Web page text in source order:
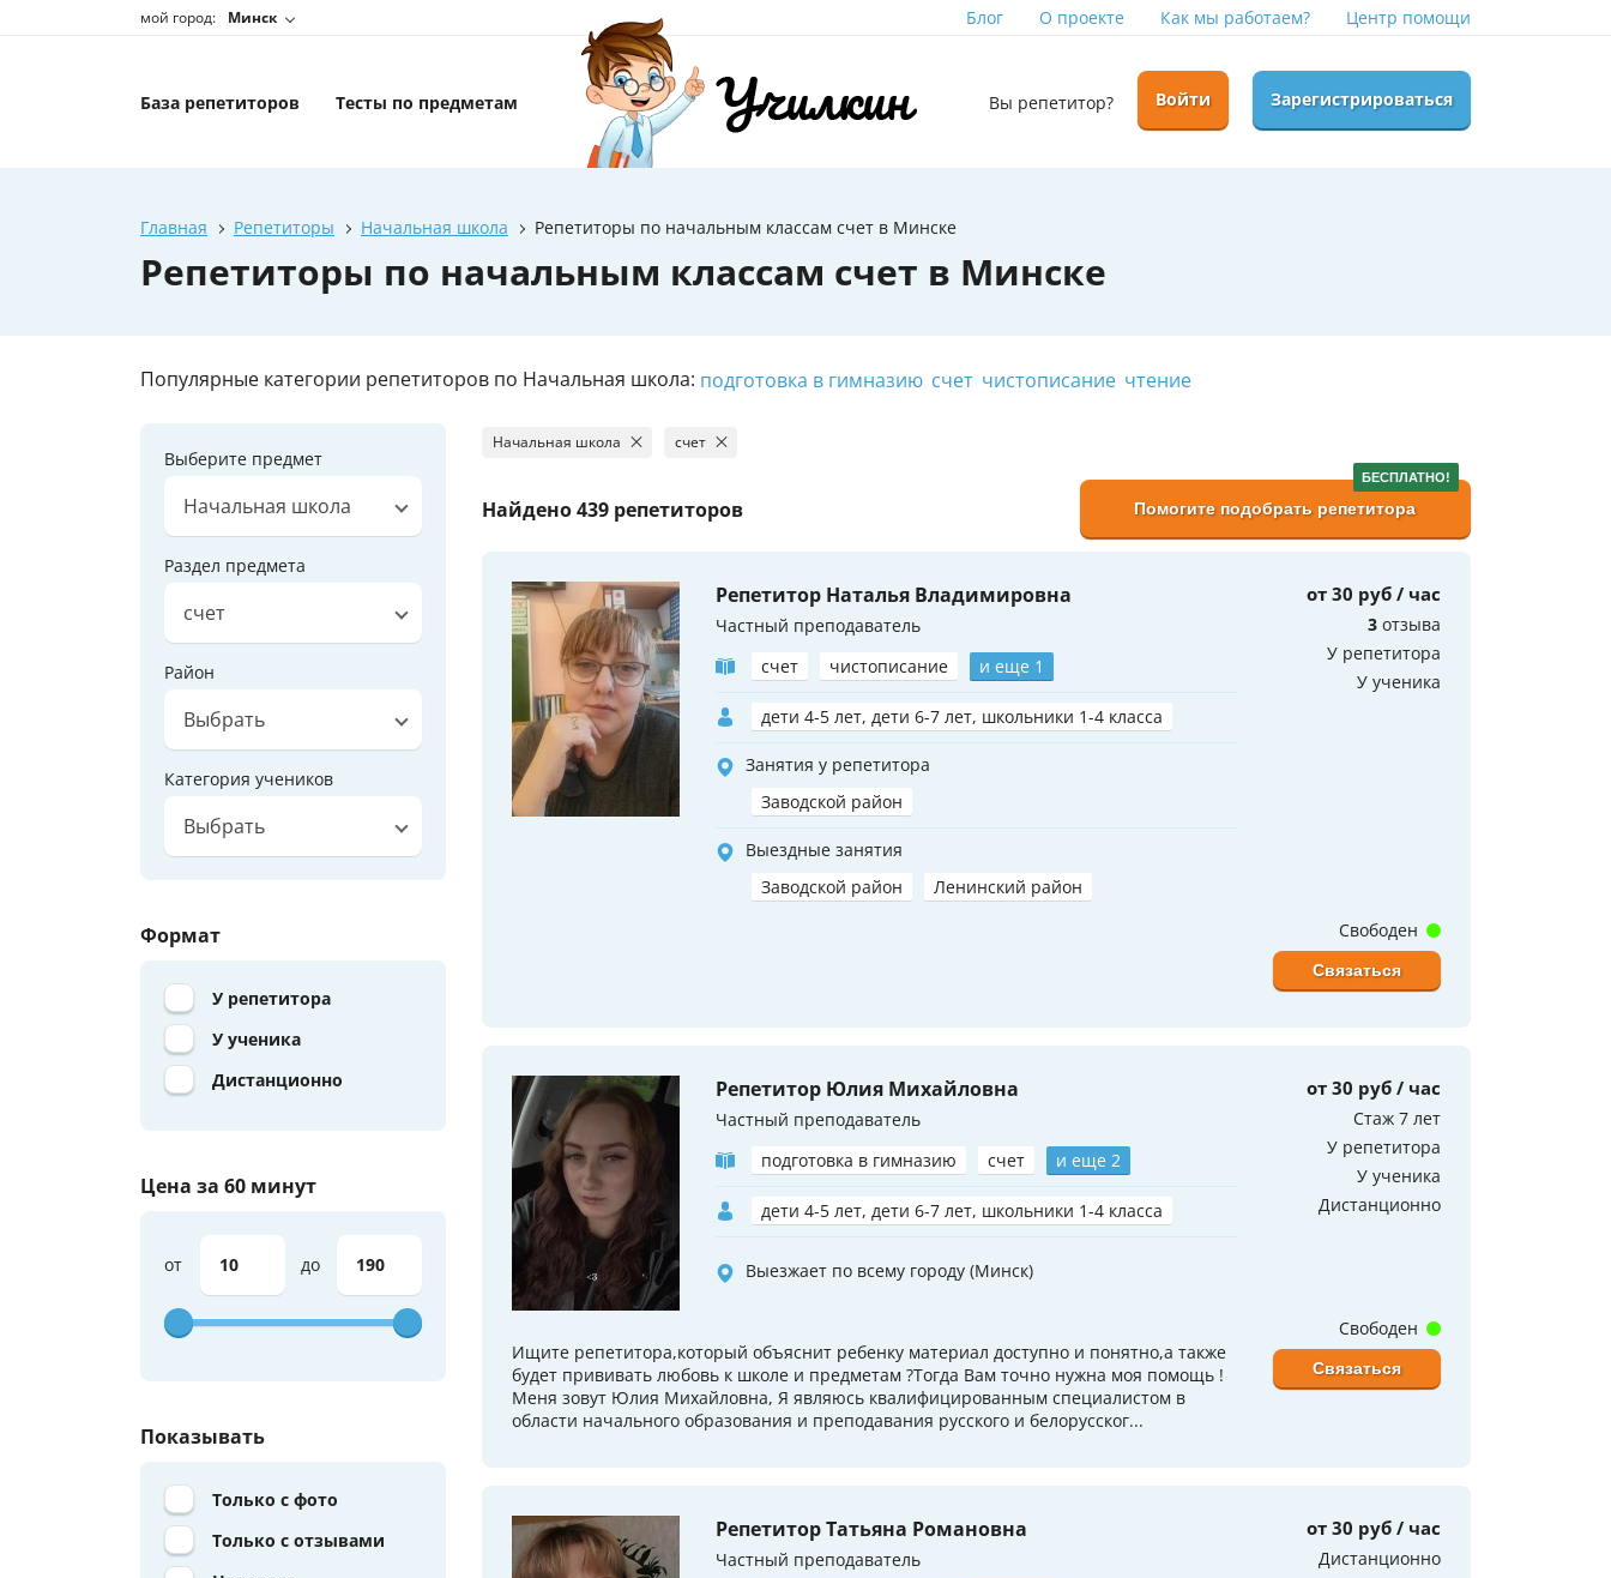
мой город: Минск Блог О проекте Как мы работаем? Центр помощи
База репетиторов Тесты по предметам Вы репетитор? Войти Зарегистрироваться
Главная Репетиторы Начальная школа Репетиторы по начальным классам счет в Минске
Репетиторы по начальным классам счет в Минске
Популярные категории репетиторов по Начальная школа: подготовка в гимназию счет чистописание чтение
Выберите предмет
Начальная школа
Раздел предмета
счет
Район
Выбрать
Категория учеников
Выбрать
Формат
У репетитора
У ученика
Дистанционно
Цена за 60 минут
от до
Показывать
Только с фото
Только с отзывами
Начальная школа счет
Найдено439 репетиторов
БЕСПЛАТНО!
Помогите подобрать репетитора
Репетитор Наталья Владимировна
Частный преподаватель
счет
чистописание и еще 1
дети 4-5 лет, дети 6-7 лет, школьники 1-4 класса
Занятия у репетитора
Заводской район
Выездные занятия
Заводской район
Ленинский район
от 30 руб / час
3 отзыва
У репетитора
У ученика
Свободен
Связаться
Репетитор Юлия Михайловна
Частный преподаватель
подготовка в гимназию
счет и еще 2
дети 4-5 лет, дети 6-7 лет, школьники 1-4 класса
Выезжает по всему городу (Минск)
от 30 руб / час
Стаж 7 лет
У репетитора
У ученика
Дистанционно
Ищите репетитора,который объяснит ребенку материал доступно и понятно,а также
будет прививать любовь к школе и предметам ?Тогда Вам точно нужна моя помощь !
Меня зовут Юлия Михайловна, Я являюсь квалифицированным специалистом в
области начального образования и преподавания русского и белорусског...
Свободен
Связаться
Репетитор Татьяна Романовна
Частный преподаватель
от 30 руб / час
Дистанционно